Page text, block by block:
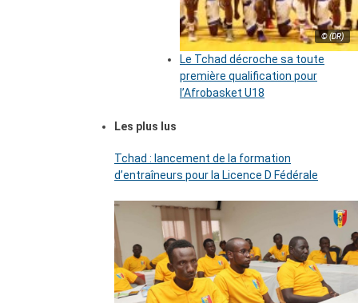
© (DR)
Le Tchad décroche sa toute
première qualification pour
l’Afrobasket U18
Les plus lus
Tchad : lancement de la formation
d’entraîneurs pour la Licence D Fédérale